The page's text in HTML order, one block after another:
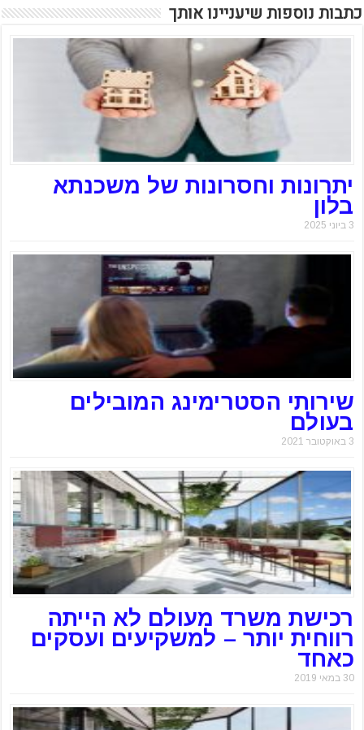
כתבות נוספות שיעניינו אותך
יתרונות וחסרונות של משכנתא
בלון
3 ביוני 2025
שירותי הסטרימינג המובילים
בעולם
3 באוקטובר 2021
רכישת משרד מעולם לא הייתה
רווחית יותר – למשקיעים ועסקים
כאחד
30 במאי 2019